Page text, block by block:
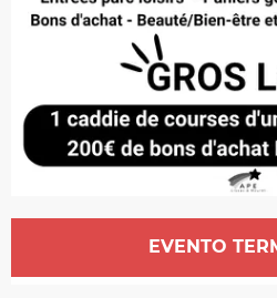
Horarios y datos de
EVENTO